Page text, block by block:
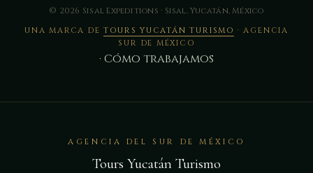
© 2026 Sisal Expeditions · Sisal, Yucatán, México
UNA MARCA DETOURS YUCATÁN TURISMO · AGENCIA
SUR DE MÉXICO
· Cómo trabajamos
AGENCIA DEL SUR DE MÉXICO
Tours Yucatán Turismo